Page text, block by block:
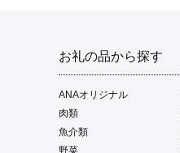
お礼の品から探す
ANAオリジナル
肉類
魚介類
野菜